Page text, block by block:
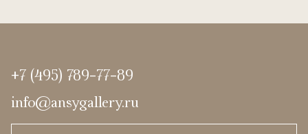
+7 (495) 789-77-89
info@ansygallery.ru